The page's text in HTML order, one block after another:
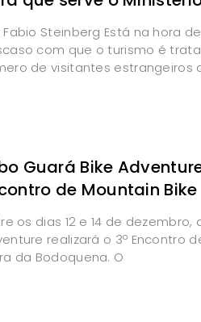
Fabio Steinberg Está na hora
com que o turismo é
de visitantes estrangeiros
Guará Bike
de Mountain Bike
os dias 12 e 14 de dezembro,
realizará o 3º Encontro
da Bodoquena. O